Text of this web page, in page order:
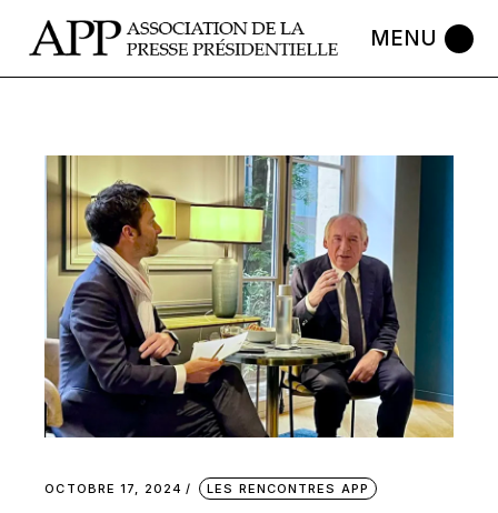
OCTOBRE 17, 2024 LES RENCONTRES APP